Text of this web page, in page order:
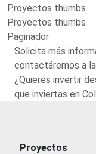
Proyectos thumbs
Proyectos thumbs
Paginador
Solicita más
contactáremos a
¿Quieres invertir
que inviertas en
Proyectos